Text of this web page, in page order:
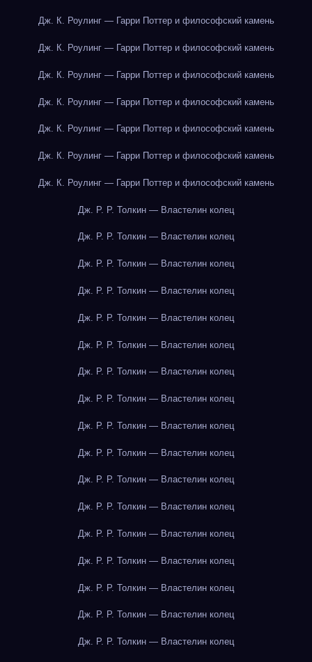
Дж. К. Роулинг — Гарри Поттер и философский камень
Дж. К. Роулинг — Гарри Поттер и философский камень
Дж. К. Роулинг — Гарри Поттер и философский камень
Дж. К. Роулинг — Гарри Поттер и философский камень
Дж. К. Роулинг — Гарри Поттер и философский камень
Дж. К. Роулинг — Гарри Поттер и философский камень
Дж. К. Роулинг — Гарри Поттер и философский камень
Дж. Р. Р. Толкин — Властелин колец
Дж. Р. Р. Толкин — Властелин колец
Дж. Р. Р. Толкин — Властелин колец
Дж. Р. Р. Толкин — Властелин колец
Дж. Р. Р. Толкин — Властелин колец
Дж. Р. Р. Толкин — Властелин колец
Дж. Р. Р. Толкин — Властелин колец
Дж. Р. Р. Толкин — Властелин колец
Дж. Р. Р. Толкин — Властелин колец
Дж. Р. Р. Толкин — Властелин колец
Дж. Р. Р. Толкин — Властелин колец
Дж. Р. Р. Толкин — Властелин колец
Дж. Р. Р. Толкин — Властелин колец
Дж. Р. Р. Толкин — Властелин колец
Дж. Р. Р. Толкин — Властелин колец
Дж. Р. Р. Толкин — Властелин колец
Дж. Р. Р. Толкин — Властелин колец